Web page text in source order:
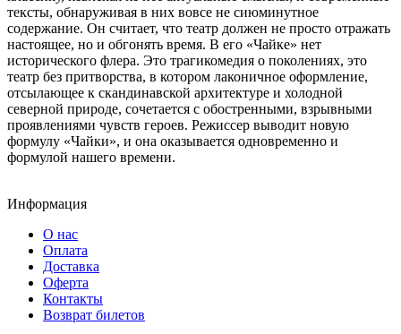
тексты, обнаруживая в них вовсе не сиюминутное
содержание. Он считает, что театр должен не просто отражать
настоящее, но и обгонять время. В его «Чайке» нет
исторического флера. Это трагикомедия о поколениях, это
театр без притворства, в котором лаконичное оформление,
отсылающее к скандинавской архитектуре и холодной
северной природе, сочетается с обостренными, взрывными
проявлениями чувств героев. Режиссер выводит новую
формулу «Чайки», и она оказывается одновременно и
формулой нашего времени.
Информация
О нас
Оплата
Доставка
Оферта
Контакты
Возврат билетов